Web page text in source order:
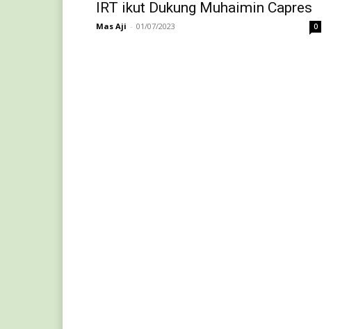
IRT ikut Dukung Muhaimin Capres
Mas Aji - 01/07/2023 0